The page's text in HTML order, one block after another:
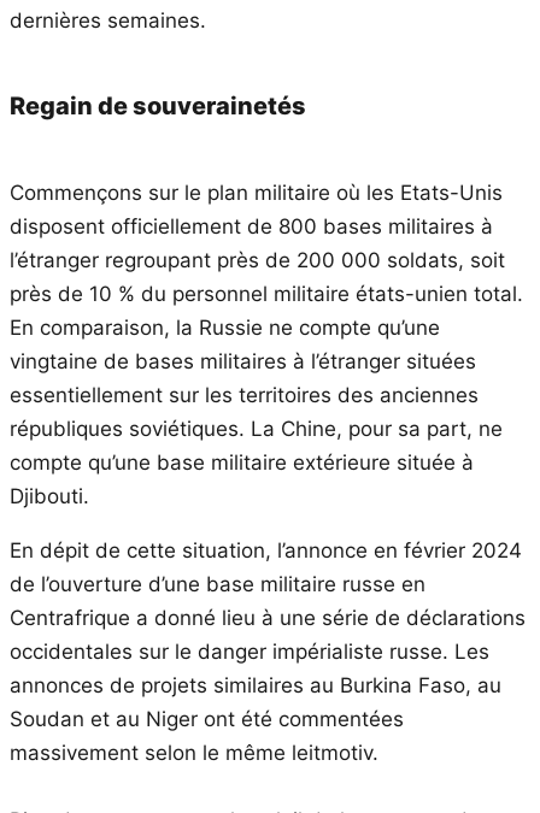
dernières semaines.
Regain de souverainetés
Commençons sur le plan militaire où les Etats-Unis
disposent officiellement de 800 bases militaires à
l’étranger regroupant près de 200 000 soldats, soit
près de 10 % du personnel militaire états-unien total.
En comparaison, la Russie ne compte qu’une
vingtaine de bases militaires à l’étranger situées
essentiellement sur les territoires des anciennes
républiques soviétiques. La Chine, pour sa part, ne
compte qu’une base militaire extérieure située à
Djibouti.
En dépit de cette situation, l’annonce en février 2024
de l’ouverture d’une base militaire russe en
Centrafrique a donné lieu à une série de déclarations
occidentales sur le danger impérialiste russe. Les
annonces de projets similaires au Burkina Faso, au
Soudan et au Niger ont été commentées
massivement selon le même leitmotiv.